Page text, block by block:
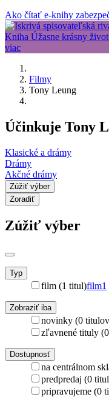
Ako čítať e-knihy
Filmy
Tony Leung
Účinkuje Tony
Klasické a drámy
Drámy
Akčné drámy
Zúžiť výber
Zoradiť
Zúžiť výber
Typ
film (1 titul)film1
Zobraziť iba
novinky (0
zľavnené tituly
Dostupnosť
na centrálnom
predpredaj (0
pripravujeme (0